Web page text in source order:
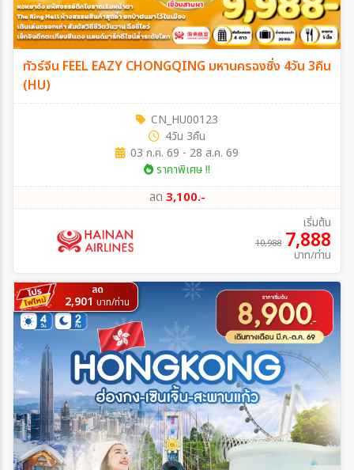
ทัวร์จีน FEEL EAZY CHONGQING มหานครฉงชิ่ง 4วัน 3คืน
(HU)
CN_HU00123
4วัน 3คืน
03 ก.ค. 69 - 28 ส.ค. 69
ราคาพิเศษ !!
ลด 3,100.-
เริ่มต้น
10,988 7,888
บาท/ท่าน
ลด
2,901 บาท/ท่าน